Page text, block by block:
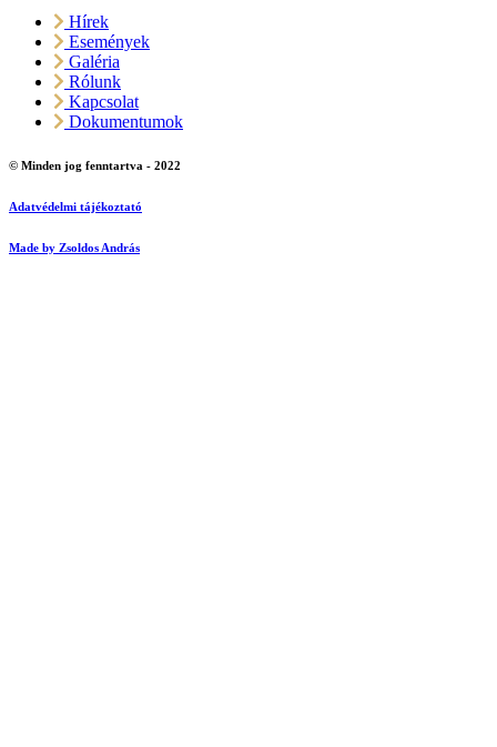
Hírek
Események
Galéria
Rólunk
Kapcsolat
Dokumentumok
© Minden jog fenntartva - 2022
Adatvédelmi tájékoztató
Made by Zsoldos András